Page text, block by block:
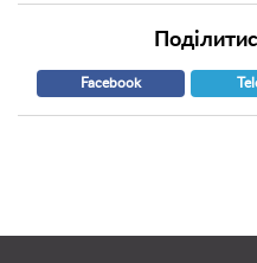
Facebook